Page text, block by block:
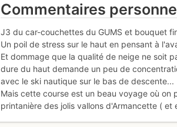
Commentaires
J3 du car-couchettes du GUMS et bouquet
Un poil de stress sur le haut en pensant à
Et dommage que la qualité de neige ne soit
dure du haut demande un peu de
avec le ski nautique sur le bas de descente...
Mais cette course est un beau voyage où
printanière des jolis vallons d'Armancette ( et